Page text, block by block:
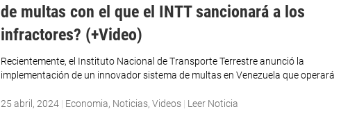
de multas con el que el INTT sancionará a los
infractores? (+Video)
Recientemente, el Instituto Nacional de Transporte Terrestre anunció la
implementación de un innovador sistema de multas en Venezuela que operará
25 abril, 2024 | Economia, Noticias,Videos | Leer Noticia